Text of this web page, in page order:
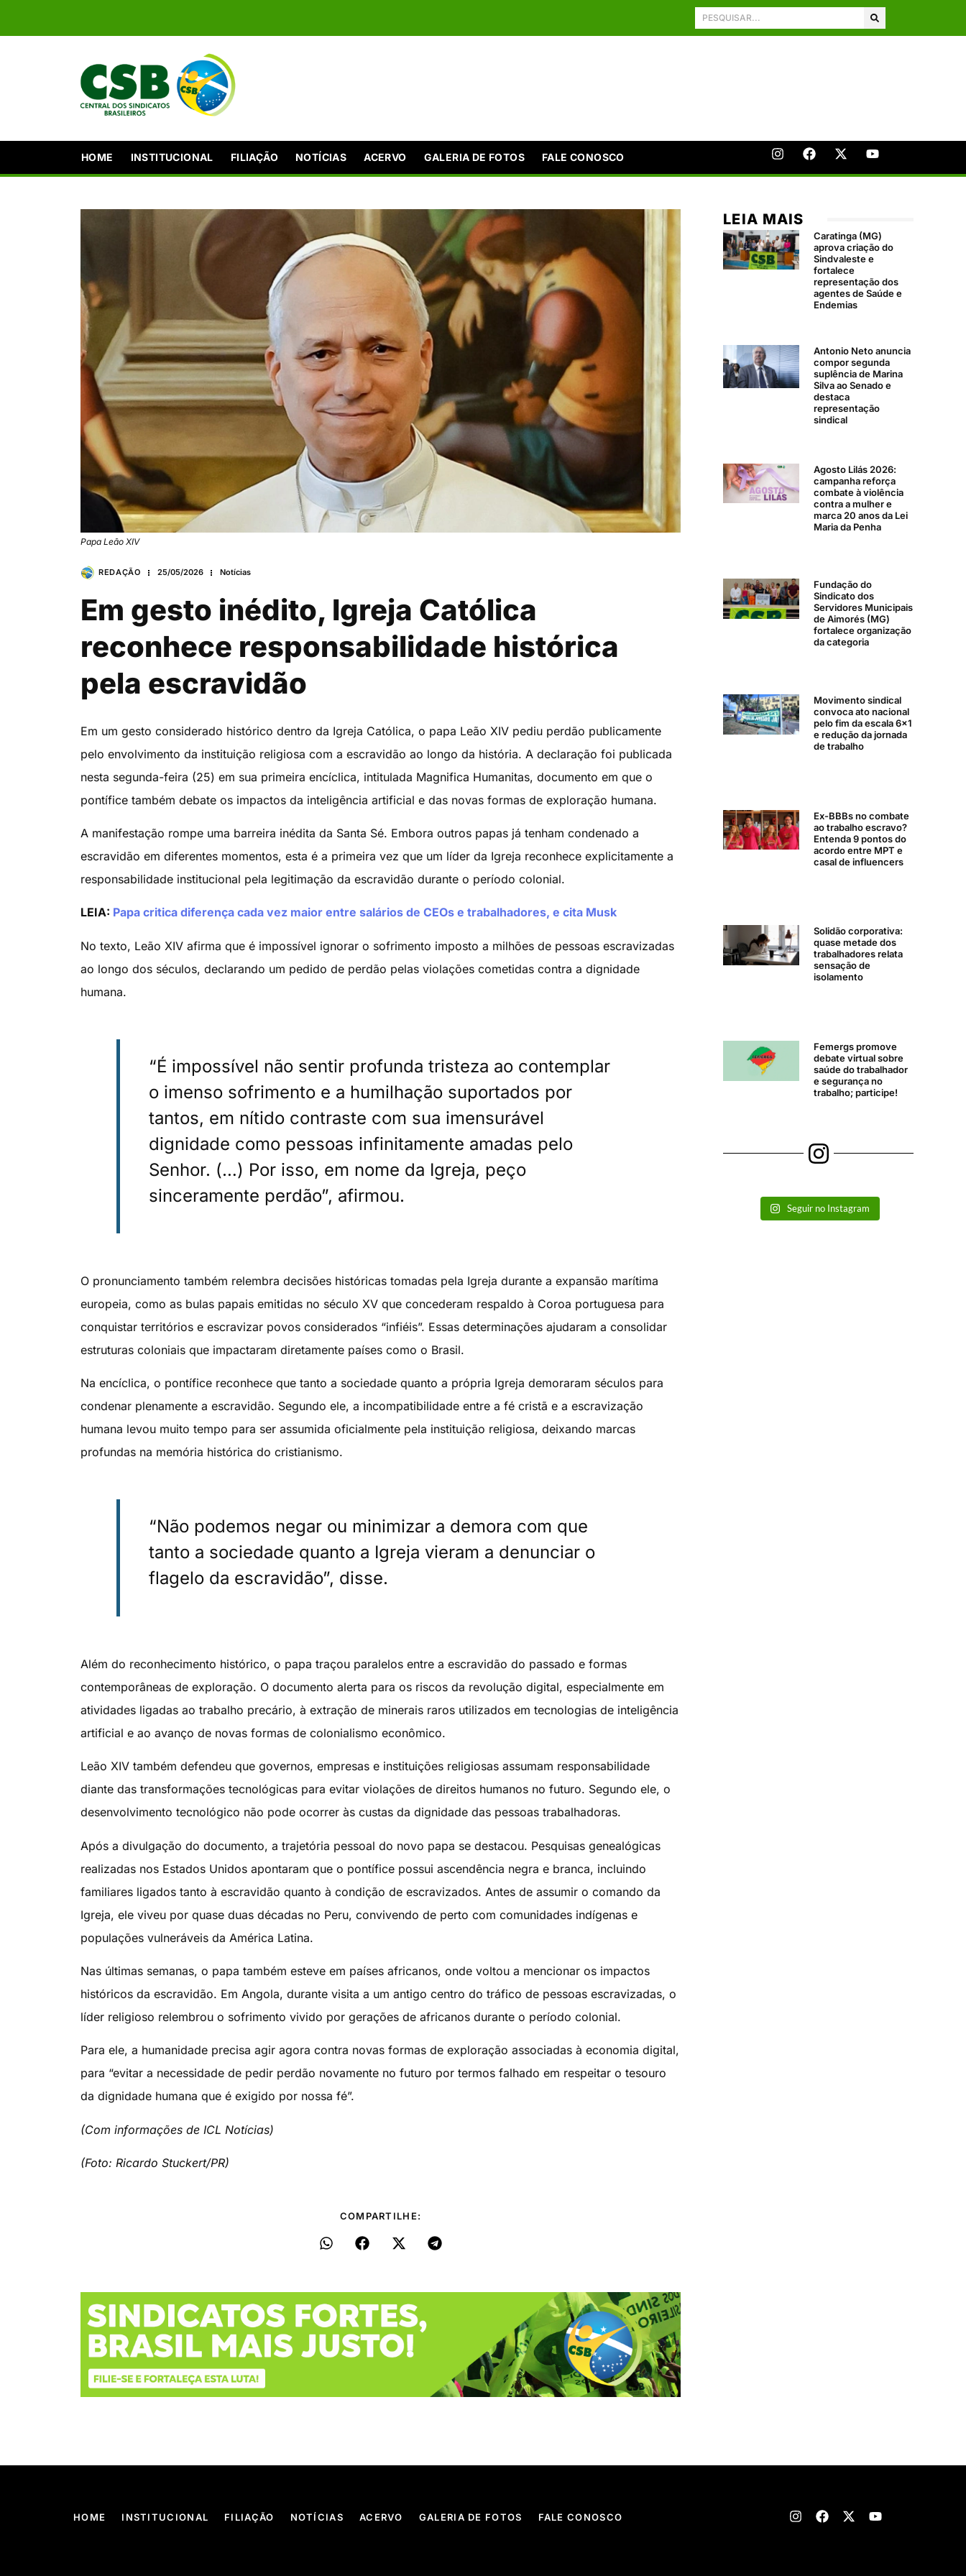
HOME INSTITUCIONAL FILIAÇÃO NOTÍCIAS ACERVO GALERIA DE FOTOS FALE CONOSCO
Papa Leão XIV
REDAÇÃO 25/05/2026 Notícias
Em gesto inédito, Igreja Católica
reconhece responsabilidade histórica
pela escravidão
Em um gesto considerado histórico dentro da Igreja Católica, o papa Leão XIV pediu perdão publicamente
pelo envolvimento da instituição religiosa com a escravidão ao longo da história. A declaração foi publicada
nesta segunda-feira (25) em sua primeira encíclica, intitulada Magnifica Humanitas, documento em que o
pontífice também debate os impactos da inteligência artificial e das novas formas de exploração humana.
A manifestação rompe uma barreira inédita da Santa Sé. Embora outros papas já tenham condenado a
escravidão em diferentes momentos, esta é a primeira vez que um líder da Igreja reconhece explicitamente a
responsabilidade institucional pela legitimação da escravidão durante o período colonial.
LEIA: Papa critica diferença cada vez maior entre salários de CEOs e trabalhadores, e cita Musk
No texto, Leão XIV afirma que é impossível ignorar o sofrimento imposto a milhões de pessoas escravizadas
ao longo dos séculos, declarando um pedido de perdão pelas violações cometidas contra a dignidade
humana.
“É impossível não sentir profunda tristeza ao contemplar
o imenso sofrimento e a humilhação suportados por
tantos, em nítido contraste com sua imensurável
dignidade como pessoas infinitamente amadas pelo
Senhor. (…) Por isso, em nome da Igreja, peço
sinceramente perdão”, afirmou.
O pronunciamento também relembra decisões históricas tomadas pela Igreja durante a expansão marítima
europeia, como as bulas papais emitidas no século XV que concederam respaldo à Coroa portuguesa para
conquistar territórios e escravizar povos considerados “infiéis”. Essas determinações ajudaram a consolidar
estruturas coloniais que impactaram diretamente países como o Brasil.
Na encíclica, o pontífice reconhece que tanto a sociedade quanto a própria Igreja demoraram séculos para
condenar plenamente a escravidão. Segundo ele, a incompatibilidade entre a fé cristã e a escravização
humana levou muito tempo para ser assumida oficialmente pela instituição religiosa, deixando marcas
profundas na memória histórica do cristianismo.
“Não podemos negar ou minimizar a demora com que
tanto a sociedade quanto a Igreja vieram a denunciar o
flagelo da escravidão”, disse.
Além do reconhecimento histórico, o papa traçou paralelos entre a escravidão do passado e formas
contemporâneas de exploração. O documento alerta para os riscos da revolução digital, especialmente em
atividades ligadas ao trabalho precário, à extração de minerais raros utilizados em tecnologias de inteligência
artificial e ao avanço de novas formas de colonialismo econômico.
Leão XIV também defendeu que governos, empresas e instituições religiosas assumam responsabilidade
diante das transformações tecnológicas para evitar violações de direitos humanos no futuro. Segundo ele, o
desenvolvimento tecnológico não pode ocorrer às custas da dignidade das pessoas trabalhadoras.
Após a divulgação do documento, a trajetória pessoal do novo papa se destacou. Pesquisas genealógicas
realizadas nos Estados Unidos apontaram que o pontífice possui ascendência negra e branca, incluindo
familiares ligados tanto à escravidão quanto à condição de escravizados. Antes de assumir o comando da
Igreja, ele viveu por quase duas décadas no Peru, convivendo de perto com comunidades indígenas e
populações vulneráveis da América Latina.
Nas últimas semanas, o papa também esteve em países africanos, onde voltou a mencionar os impactos
históricos da escravidão. Em Angola, durante visita a um antigo centro do tráfico de pessoas escravizadas, o
líder religioso relembrou o sofrimento vivido por gerações de africanos durante o período colonial.
Para ele, a humanidade precisa agir agora contra novas formas de exploração associadas à economia digital,
para “evitar a necessidade de pedir perdão novamente no futuro por termos falhado em respeitar o tesouro
da dignidade humana que é exigido por nossa fé”.
(Com informações de ICL Notícias)
(Foto: Ricardo Stuckert/PR)
COMPARTILHE:
LEIA MAIS
Caratinga (MG)
aprova criação do
Sindvaleste e
fortalece
representação dos
agentes de Saúde e
Endemias
Antonio Neto anuncia
compor segunda
suplência de Marina
Silva ao Senado e
destaca
representação
sindical
Agosto Lilás 2026:
campanha reforça
combate à violência
contra a mulher e
marca 20 anos da Lei
Maria da Penha
Fundação do
Sindicato dos
Servidores Municipais
de Aimorés (MG)
fortalece organização
da categoria
Movimento sindical
convoca ato nacional
pelo fim da escala 6×1
e redução da jornada
de trabalho
Ex-BBBs no combate
ao trabalho escravo?
Entenda 9 pontos do
acordo entre MPT e
casal de influencers
Solidão corporativa:
quase metade dos
trabalhadores relata
sensação de
isolamento
Femergs promove
debate virtual sobre
saúde do trabalhador
e segurança no
trabalho; participe!
Seguir no Instagram
HOME INSTITUCIONAL FILIAÇÃO NOTÍCIAS ACERVO GALERIA DE FOTOS FALE CONOSCO